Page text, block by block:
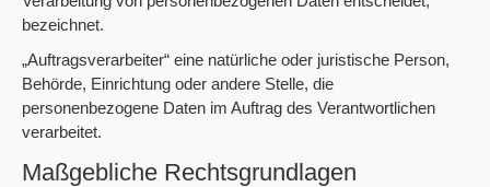
bezeichnet.
„Auftragsverarbeiter“ eine natürliche oder juristische Person,
Behörde, Einrichtung oder andere Stelle, die
personenbezogene Daten im Auftrag des Verantwortlichen
verarbeitet.
Maßgebliche Rechtsgrundlagen